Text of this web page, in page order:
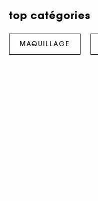
top catégories
MAQUILLAGE